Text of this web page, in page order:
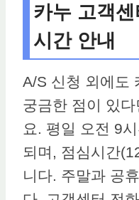
카누 고객
시간 안내
A/S 신청 외에도
궁금한 점이 있
요. 평일 오전 9
되며, 점심시간
니다. 주말과 공